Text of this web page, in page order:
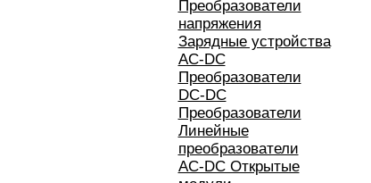
Преобразователи
напряжения
Зарядные устройства
AC-DC
Преобразователи
DC-DC
Преобразователи
Линейные
преобразователи
AC-DC Открытые